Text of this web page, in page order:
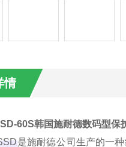
情
60S韩国施耐德数码型保
D‌是施耐德公司生产的一